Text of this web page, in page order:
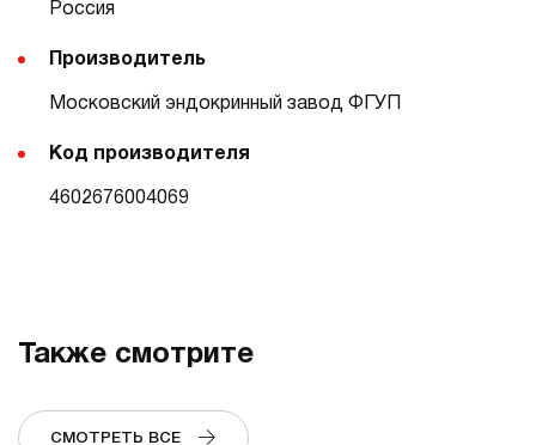
Россия
Производитель
Московский эндокринный завод ФГУП
Код производителя
4602676004069
Также смотрите
СМОТРЕТЬ ВСЕ